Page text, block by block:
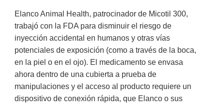
Elanco Animal Health, patrocinador de Micotil 300,
trabajó con la FDA para disminuir el riesgo de
inyección accidental en humanos y otras vías
potenciales de exposición (como a través de la boca,
en la piel o en el ojo). El medicamento se envasa
ahora dentro de una cubierta a prueba de
manipulaciones y el acceso al producto requiere un
dispositivo de conexión rápida, que Elanco o sus